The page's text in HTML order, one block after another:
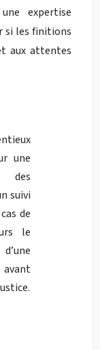
expertise
si les finitions
aux attentes
une
des
suivi
de
le